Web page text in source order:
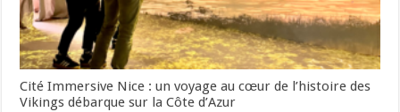
Cité Immersive Nice : un voyage au cœur de l’histoire des
Vikings débarque sur la Côte d’Azur